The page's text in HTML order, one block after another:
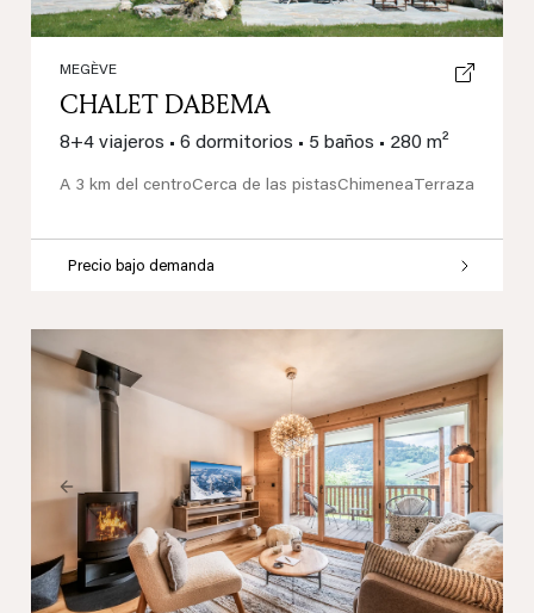
Previous Next
MEGÈVE
CHALET DABEMA
8+4 viajeros • 6 dormitorios • 5 baños • 280 m²
A 3 km del centroCerca de las pistasChimenea Terraza
Precio bajo demanda